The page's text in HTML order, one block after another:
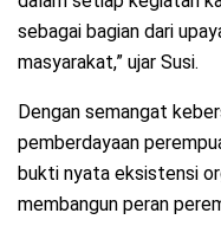
sebagai bagian dari
masyarakat,” ujar Susi.
Dengan semangat
pemberdayaan
bukti nyata eksistensi
membangun peran